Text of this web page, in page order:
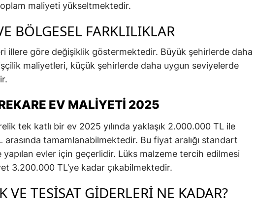
maliyeti yükseltmektedir.
BÖLGESEL FARKLILIKLAR
illere göre değişiklik göstermektedir. Büyük şehirlerde daha
maliyetleri, küçük şehirlerde daha uygun seviyelerde
EV MALIYETI 2025
tek katlı bir ev 2025 yılında yaklaşık 2.000.000 TL ile
arasında tamamlanabilmektedir. Bu fiyat aralığı standart
yapılan evler için geçerlidir. Lüks malzeme tercih edilmesi
3.200.000 TL’ye kadar çıkabilmektedir.
VE TESISAT GIDERLERI NE KADAR?